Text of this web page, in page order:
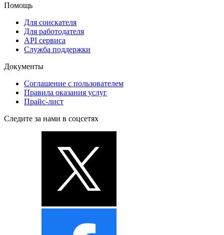
Помощь
Для соискателя
Для работодателя
API сервиса
Служба поддержки
Документы
Соглашение с пользователем
Правила оказания услуг
Прайс-лист
Следите за нами в соцсетях